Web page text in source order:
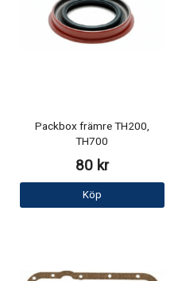
Packbox främre TH200,
TH700
80 kr
Köp